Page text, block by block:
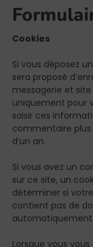
Cookies
Si vous déposez
sera proposé
messagerie et site
uniquement pour
saisir ces
commentaire
d’un an.
Si vous avez un
sur ce site, un
déterminer si
contient pas de